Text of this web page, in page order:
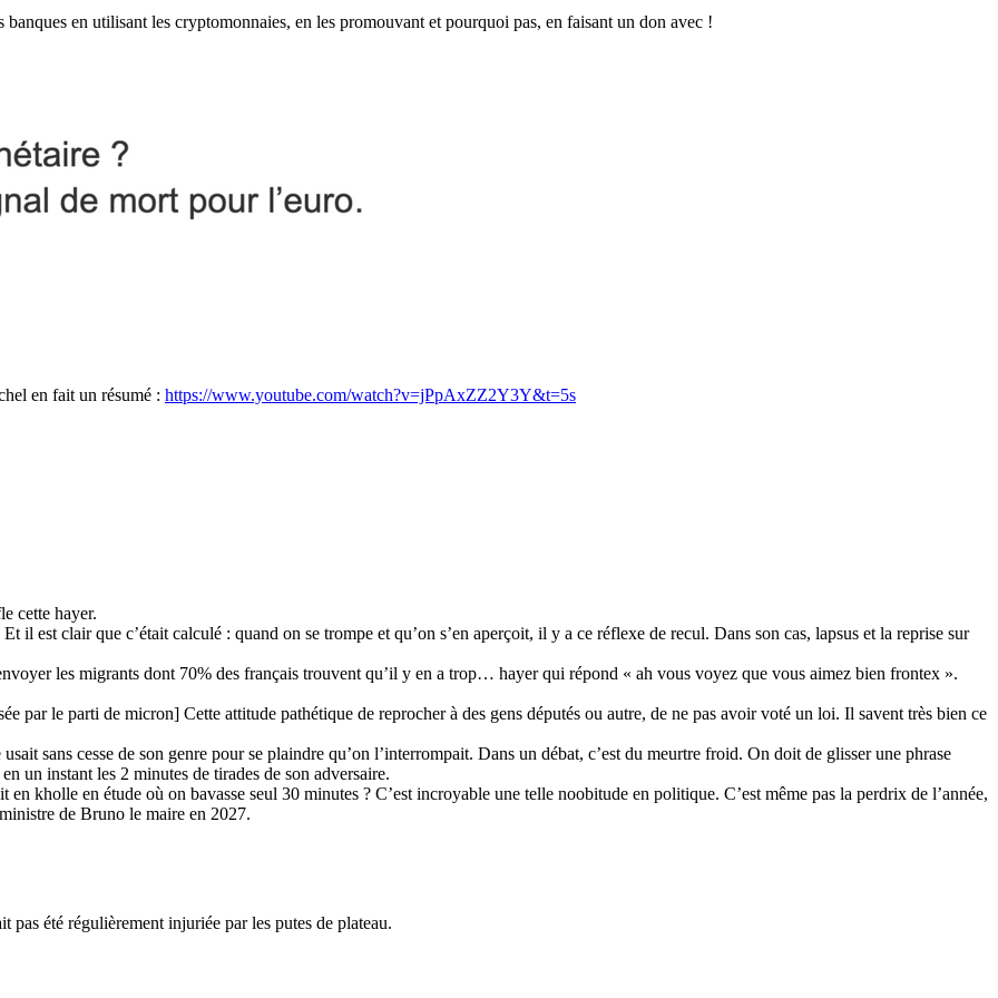
en utilisant les cryptomonnaies, en les promouvant et pourquoi pas, en faisant un don avec !
en fait un résumé : https://www.youtube.com/watch?v=jPpAxZZ2Y3Y&t=5s
cette hayer.
il est clair que c’était calculé : quand on se trompe et qu’on s’en aperçoit, il y a ce réflexe de recul. Dans son cas, lapsus et la reprise sur
les migrants dont 70% des français trouvent qu’il y en a trop… hayer qui répond « ah vous voyez que vous aimez bien frontex ».
par le parti de micron] Cette attitude pathétique de reprocher à des gens députés ou autre, de ne pas avoir voté un loi. Il savent très bien ce
sans cesse de son genre pour se plaindre qu’on l’interrompait. Dans un débat, c’est du meurtre froid. On doit de glisser une phrase
un instant les 2 minutes de tirades de son adversaire.
kholle en étude où on bavasse seul 30 minutes ? C’est incroyable une telle noobitude en politique. C’est même pas la perdrix de l’année,
de Bruno le maire en 2027.
été régulièrement injuriée par les putes de plateau.